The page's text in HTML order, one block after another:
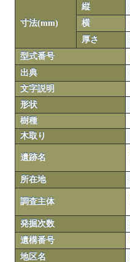
寸法(mm)
縦
横
厚さ
型式番号
出典
文字説明
形状
樹種
木取り
遺跡名
所在地
調査主体
発掘次数
遺構番号
地区名